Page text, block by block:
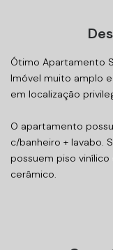
Ótimo Apartamento
Imóvel muito amplo
em localização
O apartamento
c/banheiro + lavabo.
possuem piso
cerâmico.
Todas as suítes